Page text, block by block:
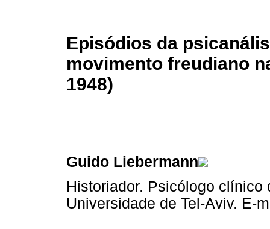
Episódios da
movimento freudiano
1948)
Guido Liebermann
Historiador. Psicólogo
Universidade de Tel-Aviv. E-